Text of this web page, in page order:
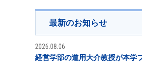
最新のお知らせ
2026.08.06
経営学部の道用大介教授が本学